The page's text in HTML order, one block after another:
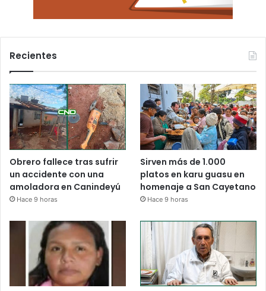
Recientes
Obrero fallece tras sufrir
un accidente con una
amoladora en Canindeyú
Hace 9 horas
Sirven más de 1.000
platos en karu guasu en
homenaje a San Cayetano
Hace 9 horas